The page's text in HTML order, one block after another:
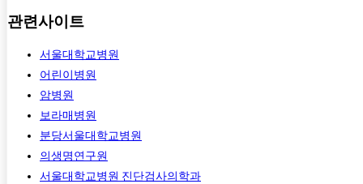
관련사이트
서울대학교병원
어린이병원
암병원
보라매병원
분당서울대학교병원
의생명연구원
서울대학교병원 진단검사의학과